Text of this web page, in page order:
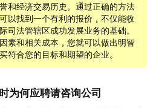
和经济交易历史。通过正确的方法
以找到一个有利的报价，不仅能收
司法管辖区成功发展业务的基础。
素和相关成本，您就可以做出明智
符合您的目标和期望的企业。
为何应聘请咨询公司